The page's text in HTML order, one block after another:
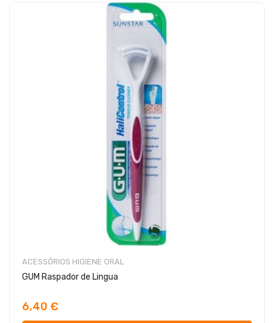
ACESSÓRIOS HIGIENE ORAL
GUM Raspador de Lingua
6,40 €